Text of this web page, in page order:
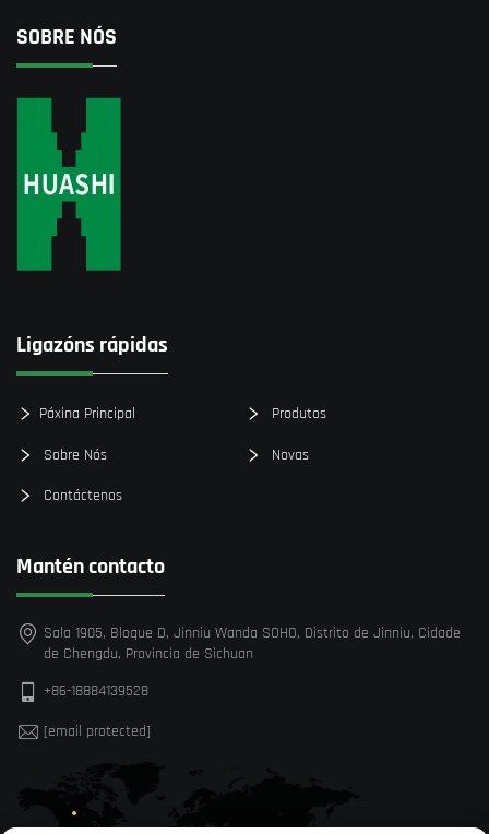
SOBRE NÓS
Ligazóns rápidas
Páxina Principal Produtos
Sobre Nós Novas
Contáctenos
Mantén contacto
Sala 1905, Bloque D, Jinniu Wanda SOHO, Distrito de Jinniu, Cidade
de Chengdu, Provincia de Sichuan
+86-18884139528
[email protected]